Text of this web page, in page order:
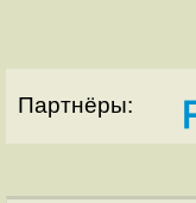
Партнёры: